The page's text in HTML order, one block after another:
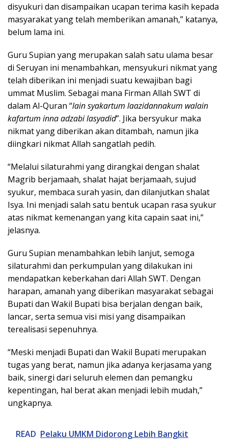
disyukuri dan disampaikan ucapan terima kasih kepada
masyarakat yang telah memberikan amanah,” katanya,
belum lama ini.
Guru Supian yang merupakan salah satu ulama besar
di Seruyan ini menambahkan, mensyukuri nikmat yang
telah diberikan ini menjadi suatu kewajiban bagi
ummat Muslim. Sebagai mana Firman Allah SWT di
dalam Al-Quran “lain syakartum laazidannakum walain
kafartum inna adzabi lasyadid”. Jika bersyukur maka
nikmat yang diberikan akan ditambah, namun jika
diingkari nikmat Allah sangatlah pedih.
“Melalui silaturahmi yang dirangkai dengan shalat
Magrib berjamaah, shalat hajat berjamaah, sujud
syukur, membaca surah yasin, dan dilanjutkan shalat
Isya. Ini menjadi salah satu bentuk ucapan rasa syukur
atas nikmat kemenangan yang kita capain saat ini,”
jelasnya.
Guru Supian menambahkan lebih lanjut, semoga
silaturahmi dan perkumpulan yang dilakukan ini
mendapatkan keberkahan dari Allah SWT. Dengan
harapan, amanah yang diberikan masyarakat sebagai
Bupati dan Wakil Bupati bisa berjalan dengan baik,
lancar, serta semua visi misi yang disampaikan
terealisasi sepenuhnya.
“Meski menjadi Bupati dan Wakil Bupati merupakan
tugas yang berat, namun jika adanya kerjasama yang
baik, sinergi dari seluruh elemen dan pemangku
kepentingan, hal berat akan menjadi lebih mudah,”
ungkapnya.
READ Pelaku UMKM Didorong Lebih Bangkit